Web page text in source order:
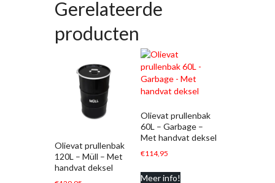
Gerelateerde
producten
Olievat prullenbak
120L – Müll – Met
handvat deksel
Olievat prullenbak
60L – Garbage –
Met handvat deksel
€114,95
Meer info!